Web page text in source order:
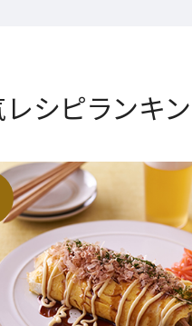
シピランキ